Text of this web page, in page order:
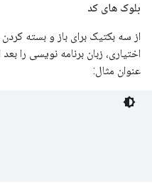
بلوک های کد
از سه بکتیک برای باز و بسته
اختیاری، زبان برنامه نویسی را
عنوان مثال: